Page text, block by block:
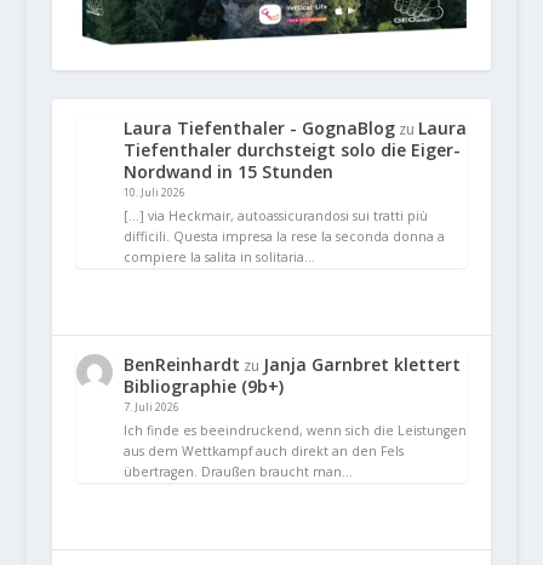
Laura Tiefenthaler - GognaBlogzu Laura
Tiefenthaler durchsteigt solo die Eiger-
Nordwand in 15 Stunden
10. Juli 2026
[…] via Heckmair, autoassicurandosi sui tratti più
difficili. Questa impresa la rese la seconda donna a
compiere la salita in solitaria…
BenReinhardt zu Janja Garnbret klettert
Bibliographie (9b+)
7. Juli 2026
Ich finde es beeindruckend, wenn sich die Leistungen
aus dem Wettkampf auch direkt an den Fels
übertragen. Draußen braucht man…